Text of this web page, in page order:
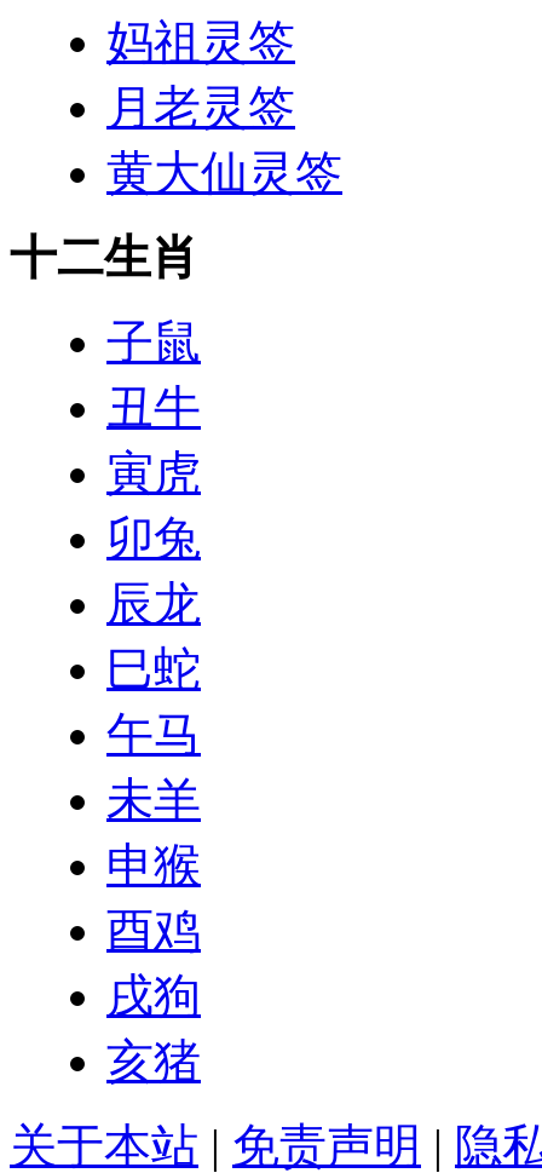
妈祖灵签
月老灵签
黄大仙灵签
十二生肖
子鼠
丑牛
寅虎
卯兔
辰龙
巳蛇
午马
未羊
申猴
酉鸡
戌狗
亥猪
关于本站 | 免责声明 | 隐